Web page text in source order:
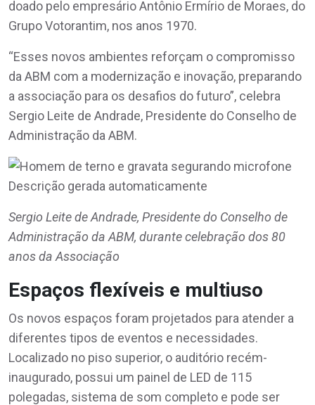
doado pelo empresário Antônio Ermírio de Moraes, do
Grupo Votorantim, nos anos 1970.
“Esses novos ambientes reforçam o compromisso
da ABM com a modernização e inovação, preparando
a associação para os desafios do futuro”, celebra
Sergio Leite de Andrade, Presidente do Conselho de
Administração da ABM.
Sergio Leite de Andrade, Presidente do Conselho de
Administração da ABM, durante celebração dos 80
anos da Associação
Espaços flexíveis e multiuso
Os novos espaços foram projetados para atender a
diferentes tipos de eventos e necessidades.
Localizado no piso superior, o auditório recém-
inaugurado, possui um painel de LED de 115
polegadas, sistema de som completo e pode ser